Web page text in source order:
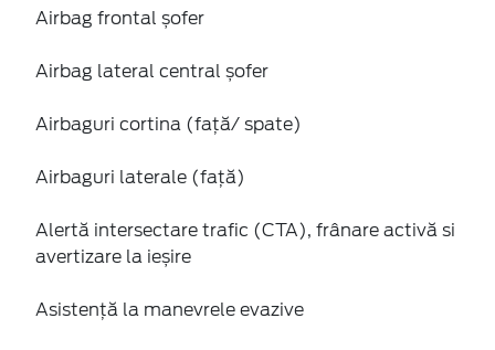
Airbag frontal șofer
Airbag lateral central șofer
Airbaguri cortina (față/ spate)
Airbaguri laterale (față)
Alertă intersectare trafic (CTA), frânare activă si
avertizare la ieșire
Asistență la manevrele evazive